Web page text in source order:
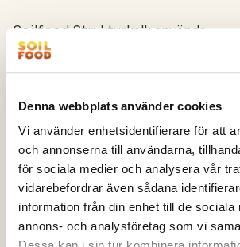
Denna webbplats använder cookies
Vi använder enhetsidentifierare för att
och annonserna till användarna,
för sociala medier och analysera vår
vidarebefordrar även sådana
information från din enhet till de sociala
annons- och analysföretag som vi
Soilfood Strukturkalk används…
Till produktsidan >